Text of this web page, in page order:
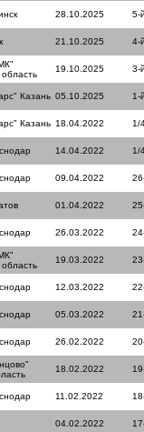
28.10.2025 5-
21.10.2025 4-
19.10.2025 3-
Казань 05.10.2025 1-
Казань 18.04.2022 1/
14.04.2022 1/
09.04.2022
01.04.2022
26.03.2022
19.03.2022
12.03.2022
05.03.2022
26.02.2022
18.02.2022
11.02.2022
04.02.2022